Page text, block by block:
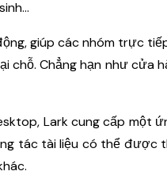
giúp các nhóm trực
Chẳng hạn như cửa
Lark cung cấp một
tác tài liệu có thể